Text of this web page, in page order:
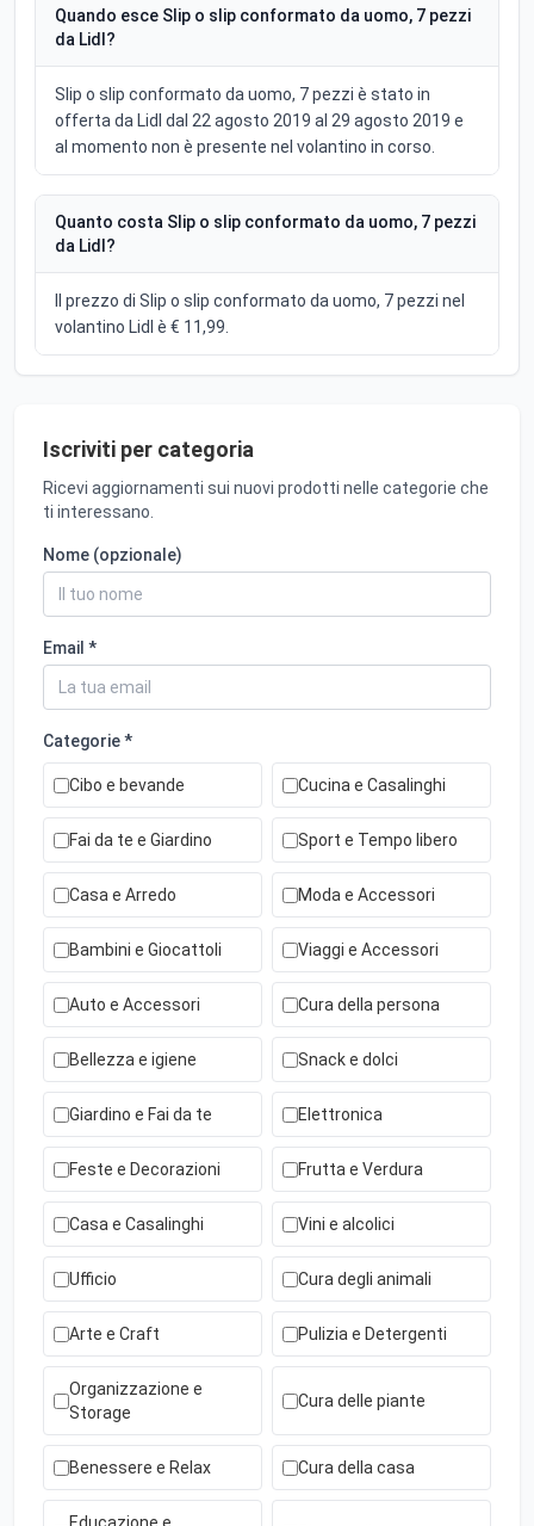
Quando esce Slip o slip conformato da uomo, 7 pezzi
da Lidl?
Slip o slip conformato da uomo, 7 pezzi è stato in
offerta da Lidl dal 22 agosto 2019 al 29 agosto 2019 e
al momento non è presente nel volantino in corso.
Quanto costa Slip o slip conformato da uomo, 7 pezzi
da Lidl?
Il prezzo di Slip o slip conformato da uomo, 7 pezzi nel
volantino Lidl è € 11,99.
Iscriviti per categoria
Ricevi aggiornamenti sui nuovi prodotti nelle categorie che
ti interessano.
Nome (opzionale)
Email *
Categorie *
Cibo e bevande Cucina e Casalinghi
Fai da te e Giardino Sport e Tempo libero
Casa e Arredo Moda e Accessori
Bambini e Giocattoli Viaggi e Accessori
Auto e Accessori Cura della persona
Bellezza e igiene Snack e dolci
Giardino e Fai da te Elettronica
Feste e Decorazioni Frutta e Verdura
Casa e Casalinghi Vini e alcolici
Ufficio Cura degli animali
Arte e Craft Pulizia e Detergenti
Organizzazione e
Storage
Cura delle piante
Benessere e Relax Cura della casa